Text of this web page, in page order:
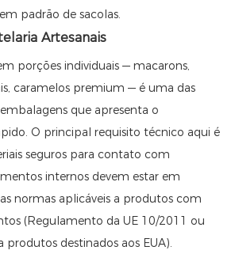
padrão de sacolas.
Artesanais
porções individuais — macarons,
caramelos premium — é uma das
que apresenta o
O principal requisito técnico aqui é
seguros para contato com
internos devem estar em
normas aplicáveis ​​a produtos com
(Regulamento da UE 10/2011 ou
produtos destinados aos EUA).